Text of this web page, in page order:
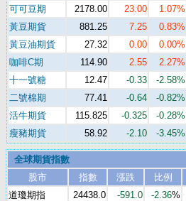
可可豆期
2178.00 23.00 1.07%
黃豆期貨
881.25 7.25 0.83%
黃豆油期貨
27.32 0.00 0.00%
咖啡C期
114.90 2.55 2.27%
十一號糖
12.47 -0.33 -2.58%
二號棉期
77.41 -0.64 -0.82%
活牛期貨
115.825 -0.325 -0.28%
瘦豬期貨
58.92 -2.10 -3.45%
全球期貨指數
股市
指數 漲跌 比例
道瓊期指
24438.0 -591.0 -2.36%